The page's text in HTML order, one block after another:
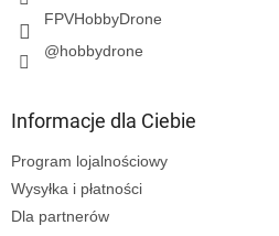
FPVHobbyDrone
@hobbydrone
Informacje dla Ciebie
Program lojalnościowy
Wysyłka i płatności
Dla partnerów